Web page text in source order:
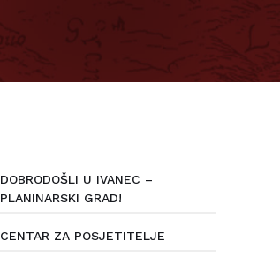
DOBRODOŠLI U IVANEC –
PLANINARSKI GRAD!
CENTAR ZA POSJETITELJE